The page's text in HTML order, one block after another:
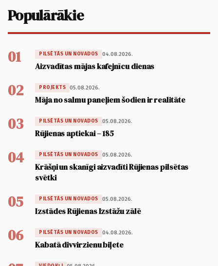
Populārākie
01 PILSĒTĀS UN NOVADOS 04.08.2026.
Aizvadītas mājas kafejnīcu dienas
02 PROJEKTS 05.08.2026.
Māja no salmu paneļiem šodien ir realitāte
03 PILSĒTĀS UN NOVADOS 05.08.2026.
Rūjienas aptiekai – 185
04 PILSĒTĀS UN NOVADOS 05.08.2026.
Krāšņi un skanīgi aizvadīti Rūjienas pilsētas
svētki
05 PILSĒTĀS UN NOVADOS 05.08.2026.
Izstādes Rūjienas Izstāžu zālē
06 PILSĒTĀS UN NOVADOS 04.08.2026.
Kabatā divvirzienu biļete